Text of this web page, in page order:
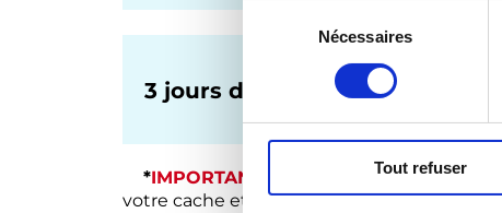
Sélection
du
consentement
Nécessaires
Tout refuser
3 jours détox par Happy
*IMPORTANT
Si cliquer sur les liens
votre cache et vos cookies et recharger la